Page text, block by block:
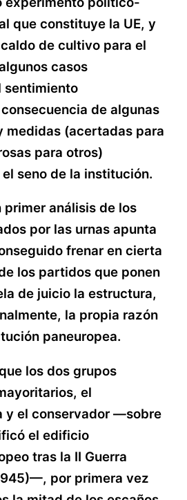
que constituye la UE, y
de cultivo para el
casos
sentimiento
consecuencia de algunas
medidas (acertadas para
para otros)
seno de la institución.
primer análisis de los
por las urnas apunta
frenar en cierta
los partidos que ponen
de juicio la estructura,
la propia razón
paneuropea.
los dos grupos
el
y el conservador —sobre
el edificio
tras la II Guerra
por primera vez